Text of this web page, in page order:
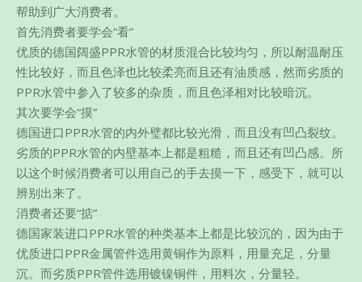
帮助到广大消费者。
首先消费者要学会“看”
优质的德国阔盛PPR水管的材质混合比较均匀，所以耐温耐压
性比较好，而且色泽也比较柔亮而且还有油质感，然而劣质的
PPR水管中参入了较多的杂质，而且色泽相对比较暗沉。
其次要学会“摸”
德国进口PPR水管的内外璧都比较光滑，而且没有凹凸裂纹。
劣质的PPR水管的内壁基本上都是粗糙，而且还有凹凸感。所
以这个时候消费者可以用自己的手去摸一下，感受下，就可以
辨别出来了。
消费者还要“掂”
德国家装进口PPR水管的种类基本上都是比较沉的，因为由于
优质进口PPR金属管件选用黄铜作为原料，用量充足，分量
沉。而劣质PPR管件选用镀镍铜件，用料次，分量轻。